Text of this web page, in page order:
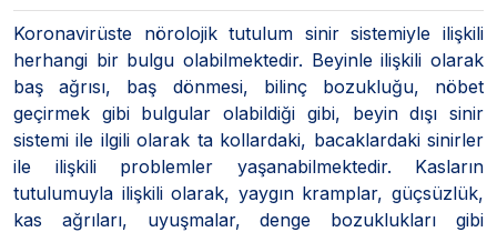
Koronavirüste nörolojik tutulum sinir sistemiyle ilişkili
herhangi bir bulgu olabilmektedir. Beyinle ilişkili olarak
baş ağrısı, baş dönmesi, bilinç bozukluğu, nöbet
geçirmek gibi bulgular olabildiği gibi, beyin dışı sinir
sistemi ile ilgili olarak ta kollardaki, bacaklardaki sinirler
ile ilişkili problemler yaşanabilmektedir. Kasların
tutulumuyla ilişkili olarak, yaygın kramplar, güçsüzlük,
kas ağrıları, uyuşmalar, denge bozuklukları gibi